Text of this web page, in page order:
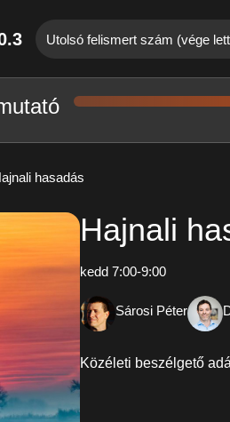
Utolsó felismert szám (vége
hasadás
Hajnali
kedd 7:00-9:00
Sárosi Péter
Közéleti beszélgető